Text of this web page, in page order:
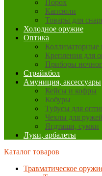
Порох
Капсюли
Товары для
Холодное оружие
Оптика
Коллиматорные
Крепления для
Приборы
Страйкбол
Амуниция, аксессуары
Кейсы и кофры
Кобуры
Тубусы для
Чехлы для ружей
Ягдташи, сумки
Луки, арбалеты
Каталог товаров
Травматическое